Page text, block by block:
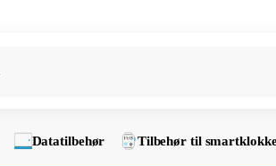
Datatilbehør Tilbehør til